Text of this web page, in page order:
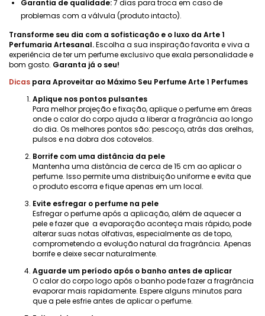
Garantia de qualidade:7 dias para troca em caso de
problemas com a válvula (produto intacto).
Transforme seu dia com a sofisticação e o luxo da Arte 1
Perfumaria Artesanal.Escolha a sua inspiração favorita e viva a
experiência de ter um perfume exclusivo que exala personalidade e
bom gosto. Garanta já o seu!
Dicas para Aproveitar ao Máximo Seu Perfume Arte 1 Perfumes
Aplique nos pontos pulsantes
Para melhor projeção e fixação, aplique o perfume em áreas
onde o calor do corpo ajuda a liberar a fragrância ao longo
do dia. Os melhores pontos são: pescoço, atrás das orelhas,
pulsos e na dobra dos cotovelos.
Borrife com uma distância da pele
Mantenha uma distância de cerca de 15 cm ao aplicar o
perfume. Isso permite uma distribuição uniforme e evita que
o produto escorra e fique apenas em um local.
Evite esfregar o perfume na pele
Esfregar o perfume após a aplicação, além de aquecer a
pele e fazer que a evaporação aconteça mais rápido, pode
alterar suas notas olfativas, especialmente as de topo,
comprometendo a evolução natural da fragrância. Apenas
borrife e deixe secar naturalmente.
Aguarde um período após o banho antes de aplicar
O calor do corpo logo após o banho pode fazer a fragrância
evaporar mais rapidamente. Espere alguns minutos para
que a pele esfrie antes de aplicar o perfume.